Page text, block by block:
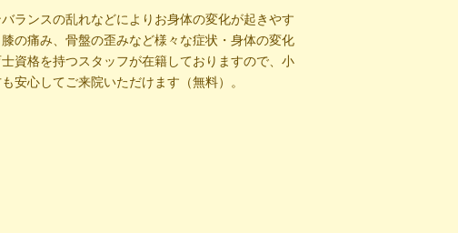
ランスの乱れなどによりお身体の変化が起きやす
の痛み、骨盤の歪みなど様々な症状・身体の変化
資格を持つスタッフが在籍しておりますので、小
安心してご来院いただけます（無料）。